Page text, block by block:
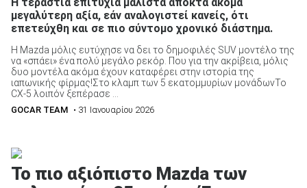
ΑΝΑΖΗΤΗΣΗ
Μεταχειρισμένα
μεγαλύτερη αξία, εάν αναλογιστεί κανείς, ότι
επετεύχθη και σε πιο σύντομο χρονικό διάστημα.
Η Mazda μόλις ευτύχησε να δει το δημοφιλές SUV μοντέλο της
να «σπάει» ένα πολύ μεγάλο ρεκόρ. Που για την ακρίβεια, μόλις
δυο μοντέλα ακόμα έχουν καταφέρει στην ιστορία της
ιαπωνικής φίρμας!Στο κλαμπ των 5 εκατομμυρίων μονάδωνΤο
CX-5 λοιπόν ξεπέρασε ...
GOCAR TEAM • 31 Ιανουαρίου 2026
Το πιο αξιόπιστο Mazda των